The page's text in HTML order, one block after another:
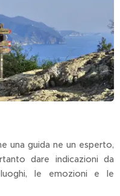
una guida ne un esperto,
dare indicazioni da
le emozioni e le